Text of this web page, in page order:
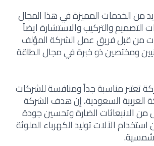
من الخدمات المميزة في هذا المجال
والتركيب والاستشارة ايضاً
من قبل فريق عمل الشركة المؤلف
ومختصين ذو خبرة في مجال الطاقة
تعتبر مناسبة جداً ومنافسة للشركات
العربية السعودية، إن هدف الشركة
من الانبعاثات الضارة وتحسين جودة
الآلات توليد الكهرباء الملوثة